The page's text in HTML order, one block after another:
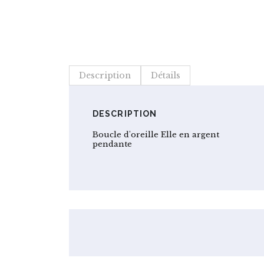
Description Détails
DESCRIPTION
Boucle d'oreille Elle en argent
pendante